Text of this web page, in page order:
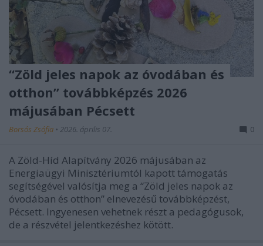
“Zöld jeles napok az óvodában és
otthon” továbbképzés 2026
májusában Pécsett
Borsós Zsófia • 2026. április 07. 0
A Zöld-Híd Alapítvány 2026 májusában az
Energiaügyi Minisztériumtól kapott támogatás
segítségével valósítja meg a “Zöld jeles napok az
óvodában és otthon” elnevezésű továbbképzést,
Pécsett. Ingyenesen vehetnek részt a pedagógusok,
de a részvétel jelentkezéshez kötött.